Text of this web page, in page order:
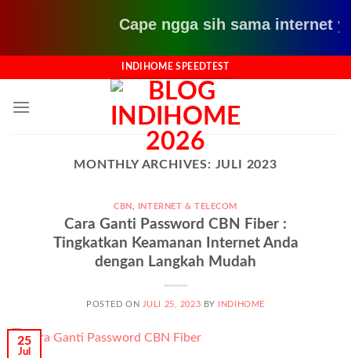
Cape ngga sih sama internet
content
INDIHOME SPEEDTEST
MONTHLY ARCHIVES: JULI 2023
CBN INTERNET & TELECOM
Cara Ganti Password CBN Fiber :
Tingkatkan Keamanan Internet Anda
dengan Langkah Mudah
POSTED ON JULI 25, 2023 BY INDIHOME
25
Jul